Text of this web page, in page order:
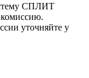
СПЛИТ
уточняйте у